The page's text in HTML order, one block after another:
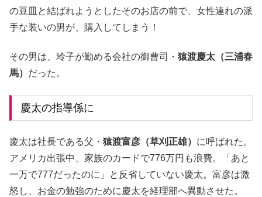
の豆皿と結ばれようとしたそのお店の前で、女性連れの派
手な装いの男が、購入してしまう！
その男は、玲子が勤める会社の御曹司・ 猿渡慶太（三浦春
馬） だった。
慶太の指導係に
慶太は社長である父・ 猿渡富彦（草刈正雄） に呼ばれた。
アメリカ出張中、家族のカードで776万円も浪費。「あと
一万で777だったのに」と反省していない慶太。富彦は激
怒し、お金の勉強のために慶太を経理部へ異動させた。